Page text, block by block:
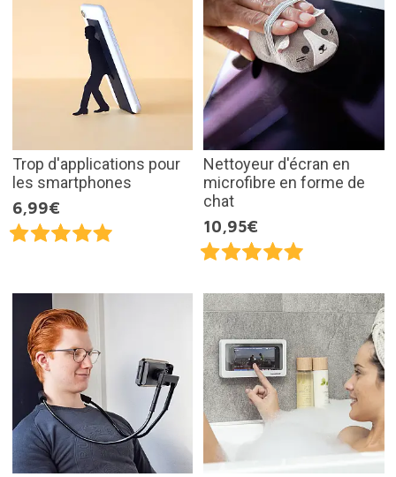
Trop d'applications pour
les smartphones
6,99€
Nettoyeur d'écran en
microfibre en forme de
chat
10,95€